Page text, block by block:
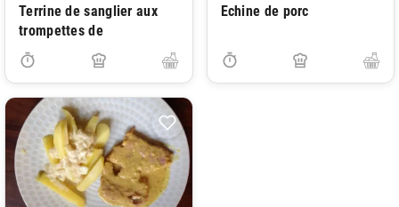
Terrine de sanglier aux
trompettes de
Echine de porc